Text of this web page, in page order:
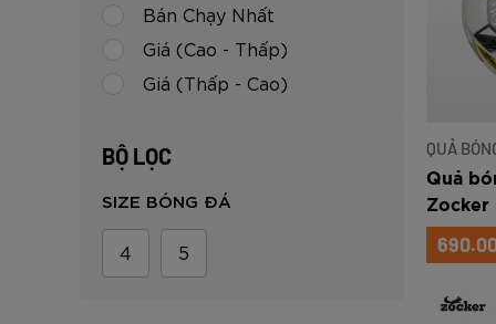
Bán Chạy Nhất
Giá (Cao - Thấp)
Giá (Thấp - Cao)
BỘ LỌC
SIZE BÓNG ĐÁ
4 5
QUẢ
Quả
Zocker
IN205